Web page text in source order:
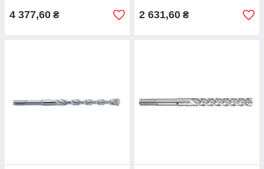
4 377,60 ₴ 2 631,60 ₴